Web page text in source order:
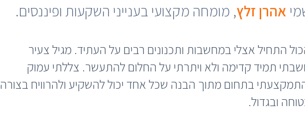
אהרן זלץ, מומחה מקצועי בענייני השקעות ופיננסים.
התחיל אצלי במחשבות ותכנונים רבים על העתיד. מגיל צעיר
תמיד קדימה ולא ויתרתי על החלום להתעשר. צללתי עמוק
בתחום מתוך הבנה שכל אחד יכול להשקיע ולהרוויח בצורה
ובגדול.